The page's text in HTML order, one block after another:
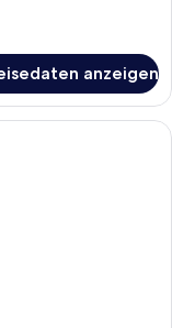
anzeigen
Zimmer mit einer